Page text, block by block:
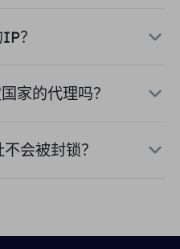
？
家的代理吗？
会被封锁？